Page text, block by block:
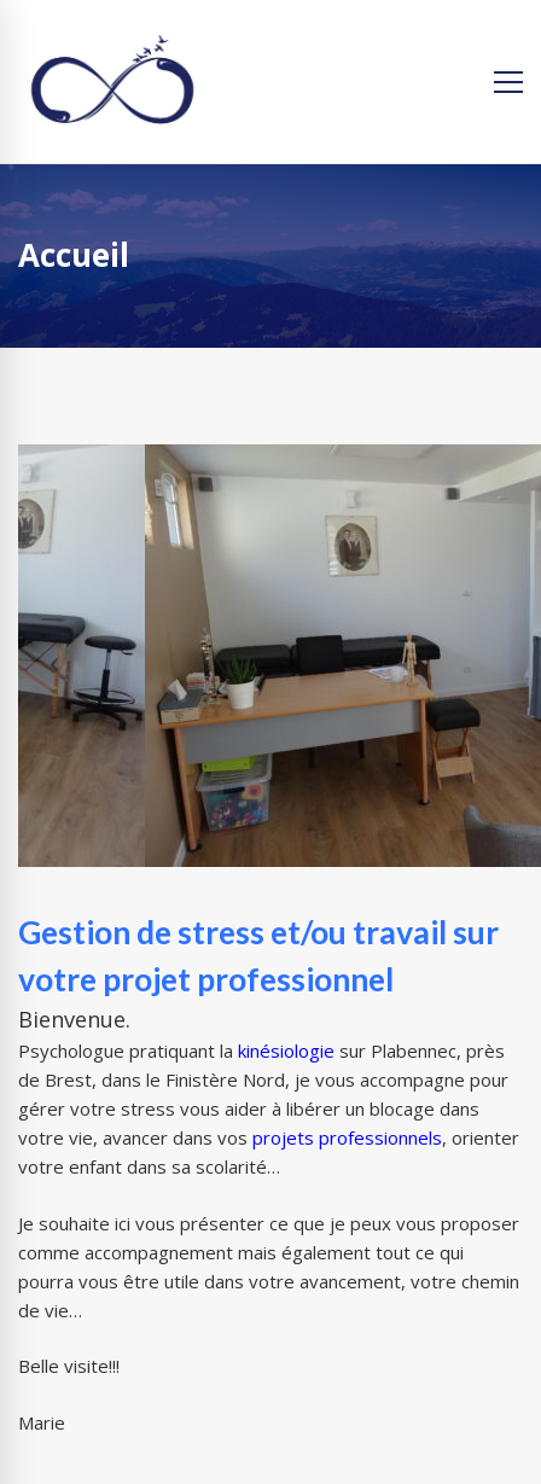
Accueil
Gestion de stress et/ou travail sur
votre projet professionnel
Bienvenue.
Psychologue pratiquant la kinésiologie sur Plabennec, près
de Brest, dans le Finistère Nord, je vous accompagne pour
gérer votre stress vous aider à libérer un blocage dans
votre vie, avancer dans vos projets professionnels, orienter
votre enfant dans sa scolarité…
Je souhaite ici vous présenter ce que je peux vous proposer
comme accompagnement mais également tout ce qui
pourra vous être utile dans votre avancement, votre chemin
de vie…
Belle visite!!!
Marie